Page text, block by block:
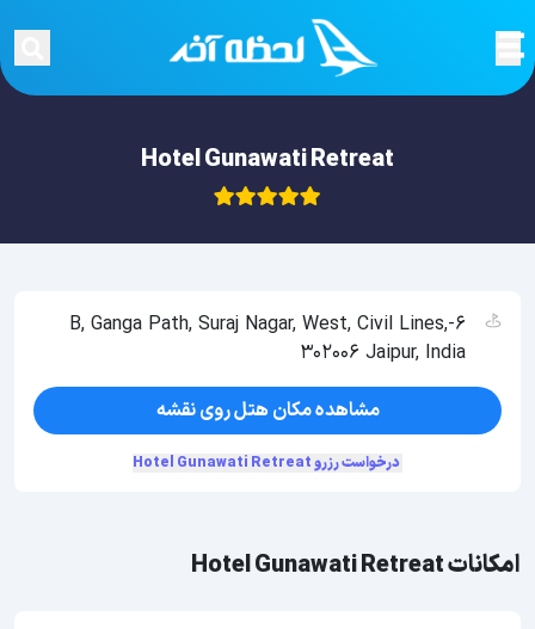
Hotel Gunawati Retreat
امکانات Hotel Gunawati Retreat
6-B, Ganga Path, Suraj Nagar, West, Civil Lines,
302006 Jaipur, India
مشاهده مکان هتل روی نقشه
درخواست رزرو Hotel Gunawati Retreat